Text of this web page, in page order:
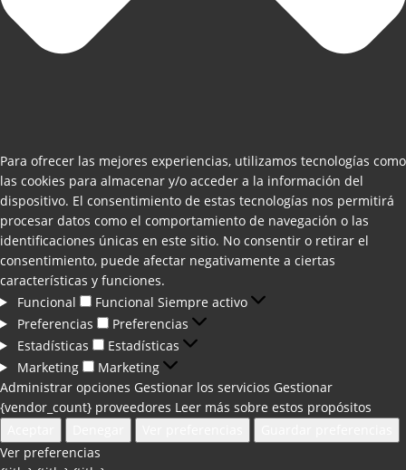
Para ofrecer las mejores experiencias, utilizamos tecnologías como
las cookies para almacenar y/o acceder a la información del
dispositivo. El consentimiento de estas tecnologías nos permitirá
procesar datos como el comportamiento de navegación o las
identificaciones únicas en este sitio. No consentir o retirar el
consentimiento, puede afectar negativamente a ciertas
características y funciones.
Funcional
Funcional Siempre activo
Preferencias
Preferencias
Estadísticas
Estadísticas
Marketing
Marketing
Administrar opciones Gestionar los servicios Gestionar
{vendor_count} proveedores Leer más sobre estos propósitos
Ver preferencias